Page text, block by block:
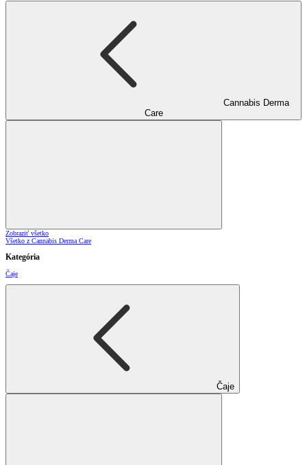
Cannabis Derma
Care
Zobraziť všetko
Všetko z Cannabis Derma Care
Kategória
Čaje
Čaje